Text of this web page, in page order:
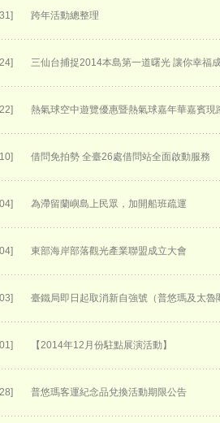
31] 跨年活動總整理
24] 三仙台捕捉2014本島第一道曙光 讓你幸福
22] 熱氣球空中遊覽優惠暨熱氣球嘉年華嘉賓現
10] 借問免拍勢 全臺26處借問站全面啟動服務
04] 為滯留蘭嶼島上民眾，加開船班疏運
04] 東部海岸部落觀光產業聯盟成立大會
03] 臺鐵局即日起取消新自強號（普悠瑪及太
01] 【2014年12月份駐點展演活動】
28] 普悠瑪客運紀念品兌換活動期限公告